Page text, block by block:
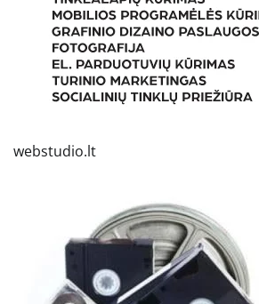
webstudio.lt